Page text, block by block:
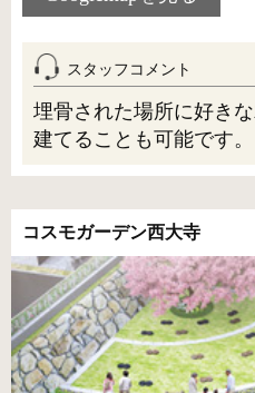
スタッフコメント
埋骨された場所に好き
建てることも可能です。
コスモガーデン西大寺